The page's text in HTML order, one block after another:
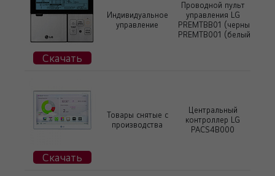
Скачать
Индивидуальное
управление
Проводной пульт
управления LG
PREMTBB01 (черный)
PREMTB001 (белый)
Скачать
Товары снятые с
производства
Центральный
контроллер LG
PACS4B000